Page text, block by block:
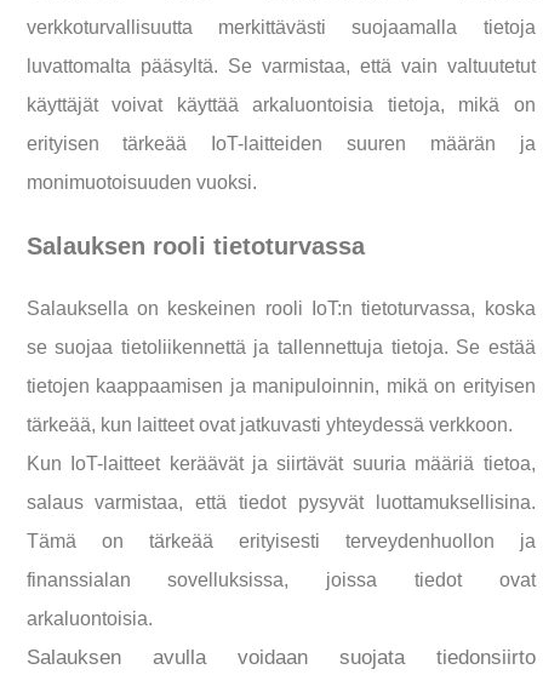
verkkoturvallisuutta merkittävästi suojaamalla tietoja
luvattomalta pääsyltä. Se varmistaa, että vain valtuutetut
käyttäjät voivat käyttää arkaluontoisia tietoja, mikä on
erityisen tärkeää IoT-laitteiden suuren määrän ja
monimuotoisuuden vuoksi.
Salauksen rooli tietoturvassa
Salauksella on keskeinen rooli IoT:n tietoturvassa, koska
se suojaa tietoliikennettä ja tallennettuja tietoja. Se estää
tietojen kaappaamisen ja manipuloinnin, mikä on erityisen
tärkeää, kun laitteet ovat jatkuvasti yhteydessä verkkoon.
Kun IoT-laitteet keräävät ja siirtävät suuria määriä tietoa,
salaus varmistaa, että tiedot pysyvät luottamuksellisina.
Tämä on tärkeää erityisesti terveydenhuollon ja
finanssialan sovelluksissa, joissa tiedot ovat
arkaluontoisia.
Salauksen avulla voidaan suojata tiedonsiirto